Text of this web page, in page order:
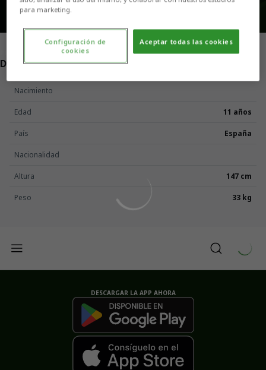
DEFENSA
Nacimiento
Edad 11 años
País España
Nacionalidad
Altura 147 cm
Peso 33 kg
DESCARGAR LA APP AHORA
para marketing.
Aceptar todas las cookies
Configuración de
cookies